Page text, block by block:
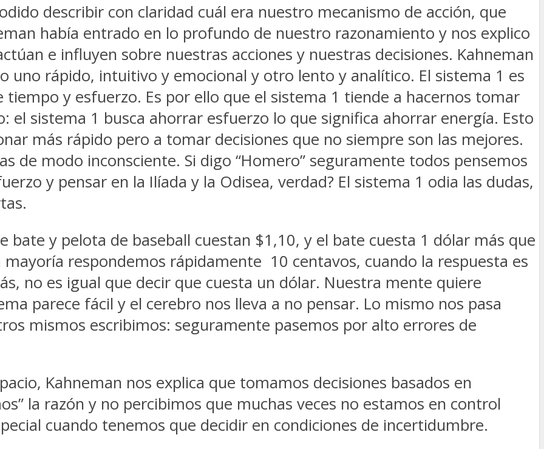
describir con claridad cuál era nuestro mecanismo de acción, que
había entrado en lo profundo de nuestro razonamiento y nos explico
e influyen sobre nuestras acciones y nuestras decisiones. Kahneman
uno rápido, intuitivo y emocional y otro lento y analítico. El sistema 1 es
y esfuerzo. Es por ello que el sistema 1 tiende a hacernos tomar
el sistema 1 busca ahorrar esfuerzo lo que significa ahorrar energía. Esto
más rápido pero a tomar decisiones que no siempre son las mejores.
de modo inconsciente. Si digo “Homero” seguramente todos pensemos
y pensar en la Ilíada y la Odisea, verdad? El sistema 1 odia las dudas,
bate y pelota de baseball cuestan $1,10, y el bate cuesta 1 dólar más que
mayoría respondemos rápidamente 10 centavos, cuando la respuesta es
no es igual que decir que cuesta un dólar. Nuestra mente quiere
parece fácil y el cerebro nos lleva a no pensar. Lo mismo nos pasa
mismos escribimos: seguramente pasemos por alto errores de
Kahneman nos explica que tomamos decisiones basados en
la razón y no percibimos que muchas veces no estamos en control
cuando tenemos que decidir en condiciones de incertidumbre.